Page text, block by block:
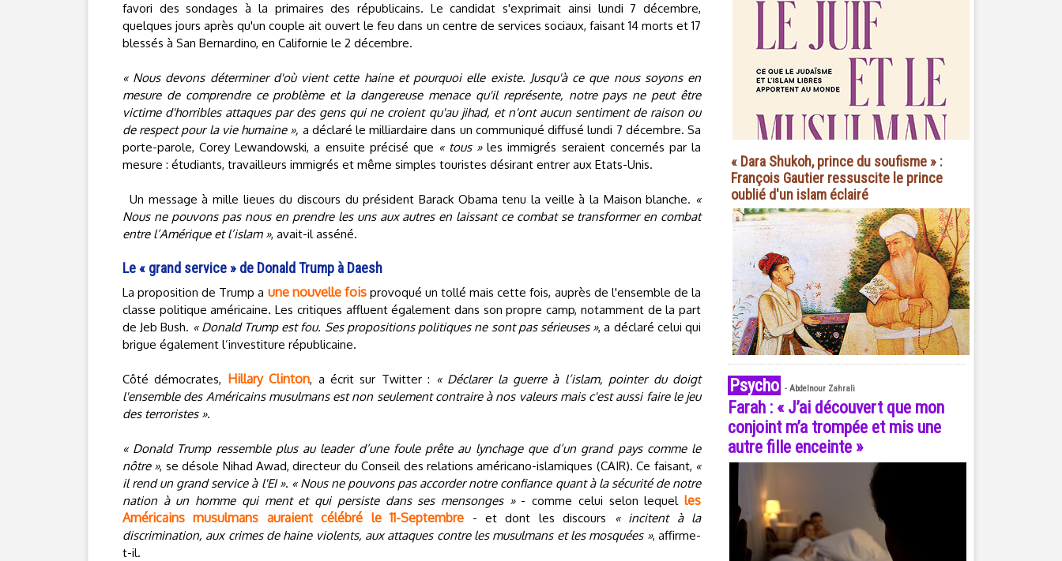
favori des sondages à la primaires des républicains. Le candidat s'exprimait ainsi lundi 7 décembre,
quelques jours après qu'un couple ait ouvert le feu dans un centre de services sociaux, faisant 14 morts et 17
blessés à San Bernardino, en Californie le 2 décembre.
« Nous devons déterminer d'où vient cette haine et pourquoi elle existe. Jusqu'à ce que nous soyons en
mesure de comprendre ce problème et la dangereuse menace qu'il représente, notre pays ne peut être
victime d'horribles attaques par des gens qui ne croient qu'au jihad, et n'ont aucun sentiment de raison ou
de respect pour la vie humaine », a déclaré le milliardaire dans un communiqué diffusé lundi 7 décembre. Sa
porte-parole, Corey Lewandowski, a ensuite précisé que « tous »les immigrés seraient concernés par la
mesure : étudiants, travailleurs immigrés et même simples touristes désirant entrer aux Etats-Unis.
Un message à mille lieues du discours du président Barack Obama tenu la veille à la Maison blanche. «
Nous ne pouvons pas nous en prendre les uns aux autres en laissant ce combat se transformer en combat
entre l’Amérique et l’islam », avait-il asséné.
Le « grand service » de Donald Trump à Daesh
La proposition de Trump a une nouvelle foisprovoqué un tollé mais cette fois, auprès de l'ensemble de la
classe politique américaine. Les critiques affluent également dans son propre camp, notamment de la part
de Jeb Bush. « Donald Trump est fou. Ses propositions politiques ne sont pas sérieuses », a déclaré celui qui
brigue également l’investiture républicaine.
Côté démocrates, Hillary Clinton, a écrit sur Twitter : « Déclarer la guerre à l’islam, pointer du doigt
l'ensemble des Américains musulmans est non seulement contraire à nos valeurs mais c'est aussi faire le jeu
des terroristes ».
« Donald Trump ressemble plus au leader d’une foule prête au lynchage que d’un grand pays comme le
nôtre », se désole Nihad Awad, directeur du Conseil des relations américano-islamiques (CAIR). Ce faisant, «
il rend un grand service à l'EI ». « Nous ne pouvons pas accorder notre confiance quant à la sécurité de notre
nation à un homme qui ment et qui persiste dans ses mensonges »- comme celui selon lequelles
Américains musulmans auraient célébré le 11-Septembre - et dont les discours
« incitent à la
discrimination, aux crimes de haine violents, aux attaques contre les musulmans et les mosquées », affirme-
t-il.
« Dara Shukoh, prince du soufisme » :
François Gautier ressuscite le prince
oublié d'un islam éclairé
Psycho - Abdelnour Zahrali
Farah : « J’ai découvert que mon
conjoint m’a trompée et mis une
autre fille enceinte »